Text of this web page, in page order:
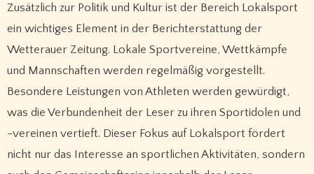
Zusätzlich zur Politik und Kultur ist der Bereich Lokalsport
ein wichtiges Element in der Berichterstattung der
Wetterauer Zeitung. Lokale Sportvereine, Wettkämpfe
und Mannschaften werden regelmäßig vorgestellt.
Besondere Leistungen von Athleten werden gewürdigt,
was die Verbundenheit der Leser zu ihren Sportidolen und
-vereinen vertieft. Dieser Fokus auf Lokalsport fördert
nicht nur das Interesse an sportlichen Aktivitäten, sondern